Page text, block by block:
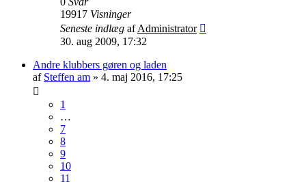
19917 Visninger
Seneste indlæg afAdministrator
30. aug 2009, 17:32
Andre klubbers gøren og laden
af Steffen am » 4. maj 2016, 17:25
1
…
7
8
9
10
11